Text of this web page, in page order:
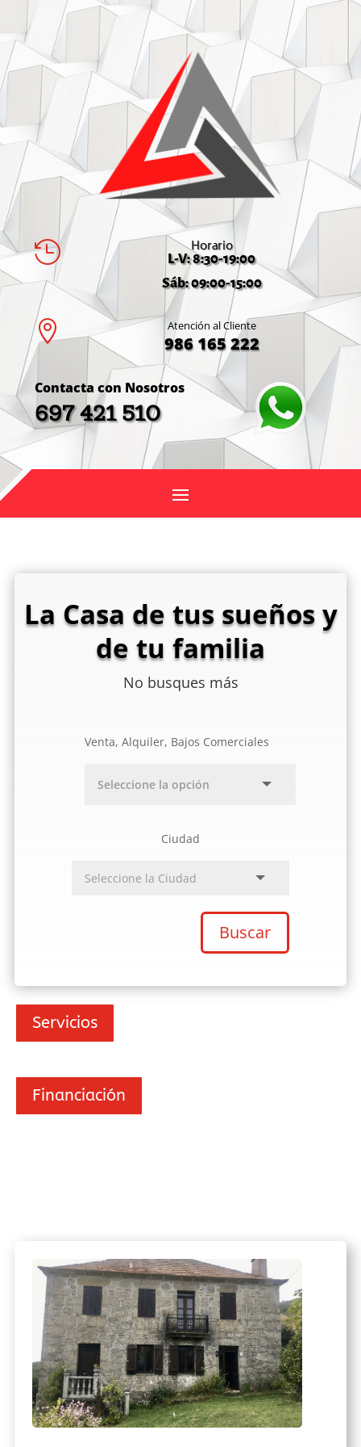
 Horario
L-V: 8:30-19:00
Sáb: 09:00-15:00
 Atención al Cliente
986 165 222
Contacta con Nosotros
697 421 510
La Casa de tus sueños y
de tu familia
No busques más
Venta, Alquiler, Bajos Comerciales
Ciudad
Buscar
Servicios
Financiación